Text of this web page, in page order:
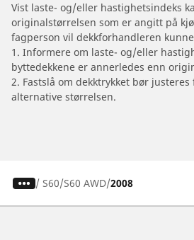
Vist laste- og/eller hastighetsindeks
originalstørrelsen som er angitt på
fagperson vil dekkforhandleren
1. Informere om laste- og/eller
byttedekkene er annerledes enn
2. Fastslå om dekktrykket bør
alternative størrelsen.
/ S60 S60 AWD 2008